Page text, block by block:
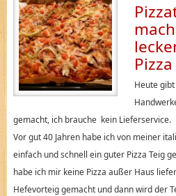
Heute
gemacht, ich brauche kein Lieferservice.
Vor gut 40 Jahren habe ich von meiner
einfach und schnell ein guter Pizza Teig
habe ich mir keine Pizza außer Haus
Hefevorteig gemacht und dann wird der